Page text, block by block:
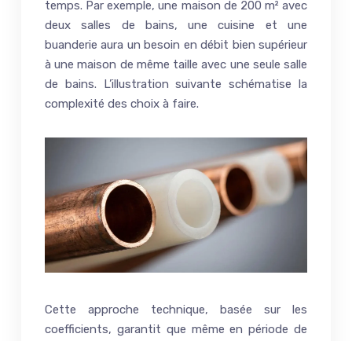
temps. Par exemple, une maison de 200 m² avec
deux salles de bains, une cuisine et une
buanderie aura un besoin en débit bien supérieur
à une maison de même taille avec une seule salle
de bains. L’illustration suivante schématise la
complexité des choix à faire.
Cette approche technique, basée sur les
coefficients, garantit que même en période de